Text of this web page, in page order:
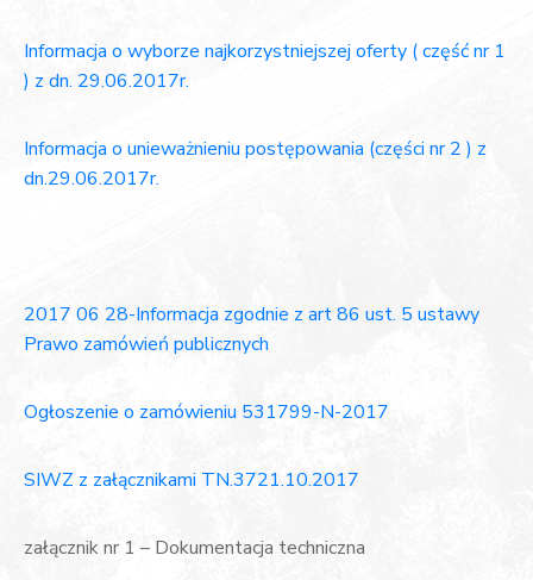
Informacja o wyborze najkorzystniejszej oferty ( część nr 1
) z dn. 29.06.2017r.
Informacja o unieważnieniu postępowania (części nr 2 ) z
dn.29.06.2017r.
2017 06 28-Informacja zgodnie z art 86 ust. 5 ustawy
Prawo zamówień publicznych
Ogłoszenie o zamówieniu 531799-N-2017
SIWZ z załącznikami TN.3721.10.2017
załącznik nr 1 – Dokumentacja techniczna